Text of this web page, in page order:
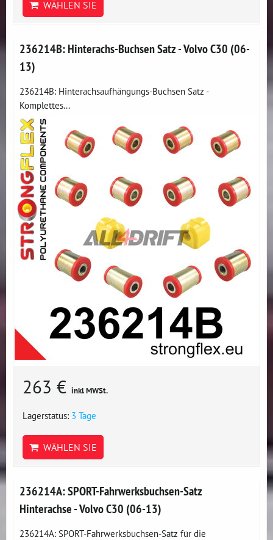
WÄHLEN SIE
236214B: Hinterachs-Buchsen Satz - Volvo C30 (06-
13)
236214B: Hinterachsaufhängungs-Buchsen Satz -
Komplettes...
263 € inkl MWSt.
Lagerstatus: 3 Tage
WÄHLEN SIE
236214A: SPORT-Fahrwerksbuchsen-Satz
Hinterachse - Volvo C30 (06-13)
236214A: SPORT-Fahrwerksbuchsen-Satz für die